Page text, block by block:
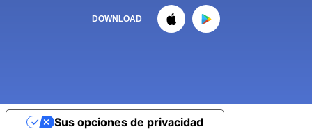
DOWNLOAD
Sus opciones de privacidad